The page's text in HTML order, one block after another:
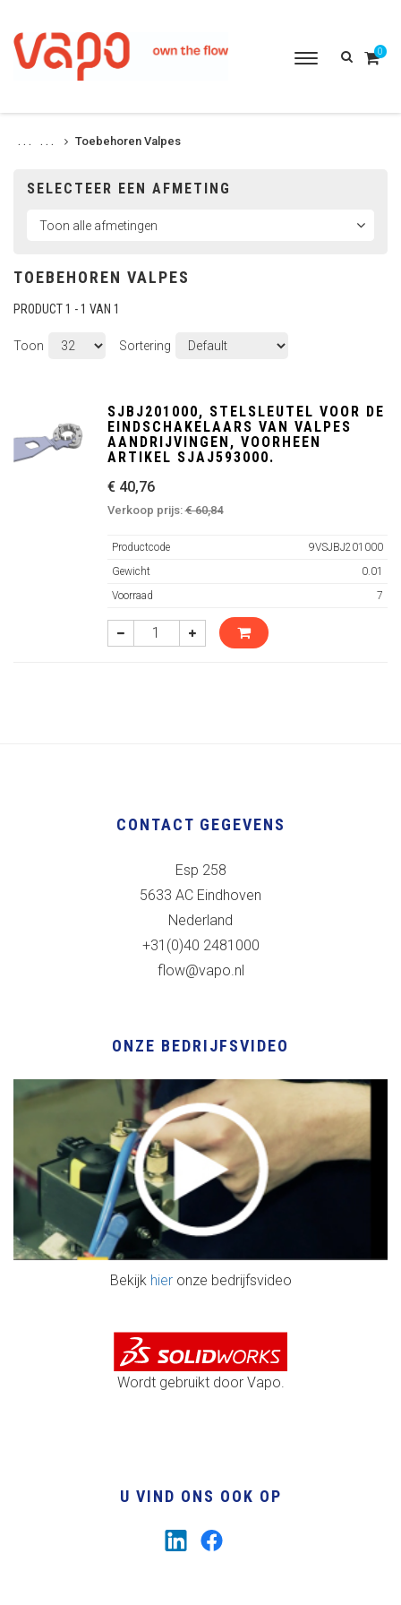
Toggle
0
. . . . . . Toebehoren Valpes
SELECTEER EEN AFMETING
TOEBEHOREN VALPES
PRODUCT 1 - 1 VAN 1
Toon Sortering
SJBJ201000, STELSLEUTEL VOOR DE
EINDSCHAKELAARS VAN VALPES
AANDRIJVINGEN, VOORHEEN
ARTIKEL SJAJ593000.
€ 40,76
Verkoop prijs:€ 60,84
Productcode
9VSJBJ201000
Gewicht
0.01
Voorraad
7
CONTACT GEGEVENS
Esp 258
5633 AC Eindhoven
Nederland
+31(0)40 2481000
flow@vapo.nl
ONZE BEDRIJFSVIDEO
Bekijk hieronze bedrijfsvideo
Wordt gebruikt door Vapo.
U VIND ONS OOK OP